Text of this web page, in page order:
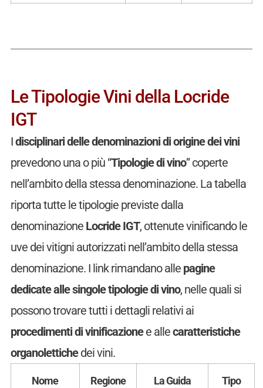
Le Tipologie Vini della Locride
IGT
Idisciplinari delle denominazioni di origine dei vini
prevedono una o più “Tipologie di vino” coperte
nell’ambito della stessa denominazione. La tabella
riporta tutte le tipologie previste dalla
denominazione Locride IGT, ottenute vinificando le
uve dei vitigni autorizzati nell’ambito della stessa
denominazione. I link rimandano alle pagine
dedicate alle singole tipologie di vino, nelle quali si
possono trovare tutti i dettagli relativi ai
procedimenti di vinificazionee allecaratteristiche
organolettichedei vini.
Nome Regione
La Guida
Tipo